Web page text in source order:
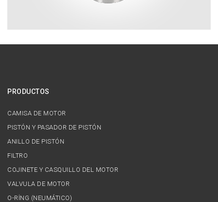
PRODUCTOS
CAMISA DE MOTOR
PISTÓN Y PASADOR DE PISTÓN
ANILLO DE PISTÓN
FILTRO
COJINETE Y CASQUILLO DEL MOTOR
VALVULA DE MOTOR
O-RİNG (NEUMÁTICO)